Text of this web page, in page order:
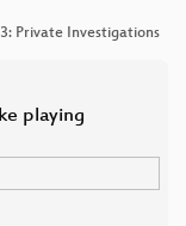
Private Investigations
playing